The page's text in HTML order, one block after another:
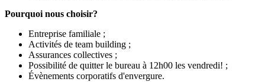
Pourquoi nous choisir?
Entreprise familiale ;
Activités de team building ;
Assurances collectives ;
Possibilité de quitter le bureau à 12h00 les vendredi! ;
Évènements corporatifs d'envergure.